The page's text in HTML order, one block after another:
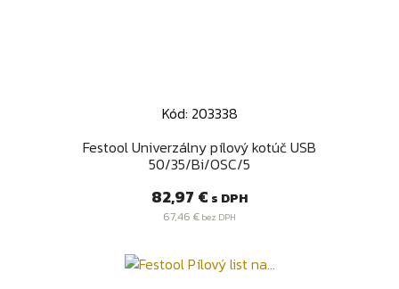
Kód: 203338
Festool Univerzálny pílový kotúč USB
50/35/Bi/OSC/5
Cena
82,97 € s DPH
67,46 € bez DPH